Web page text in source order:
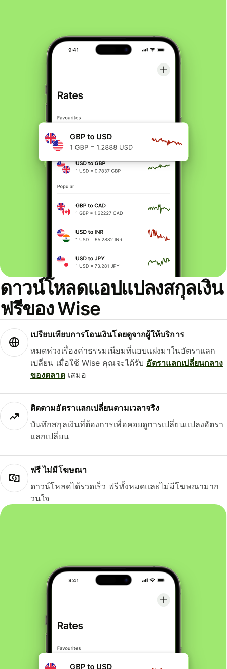
ดาวน์โหลดแอปแปลงสกุลเงิน
ฟรีของ Wise
เปรียบเทียบการโอนเงินโดยดูจากผู้ให้บริการ
หมดห่วงเรื่องค่าธรรมเนียมที่แอบแฝงมาในอัตราแลก
เปลี่ยน เมื่อใช้ Wise คุณจะได้รับ อัตราแลกเปลี่ยนกลาง
ของตลาดเสมอ
ติดตามอัตราแลกเปลี่ยนตามเวลาจริง
บันทึกสกุลเงินที่ต้องการเพื่อคอยดูการเปลี่ยนแปลงอัตรา
แลกเปลี่ยน
ฟรี ไม่มีโฆษณา
ดาวน์โหลดได้รวดเร็ว ฟรีทั้งหมดและไม่มีโฆษณามาก
วนใจ